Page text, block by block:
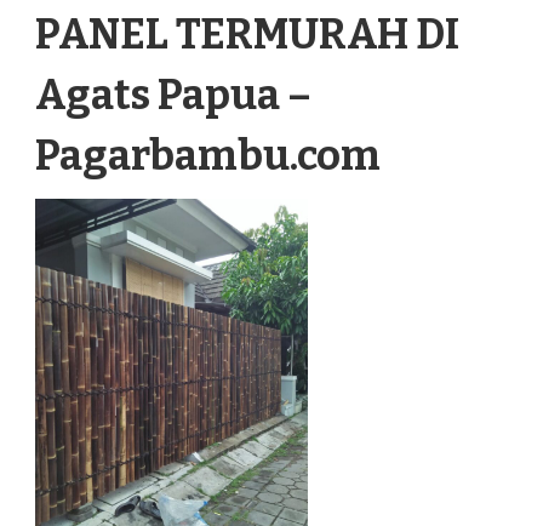
AGATS
PAPUA
PANEL TERMURAH DI
Agats Papua –
Pagarbambu.com